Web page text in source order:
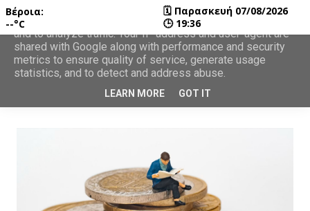
Βέροια:
--°C
🗓 Παρασκευή 07/08/2026
🕒 19:36
This site uses cookies from Google to deliver its services
and to analyze traffic. Your IP address and user-agent are
shared with Google along with performance and security
metrics to ensure quality of service, generate usage
statistics, and to detect and address abuse.
LEARN MORE GOT IT